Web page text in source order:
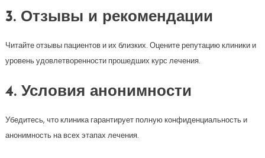
3. Отзывы и рекомендации
Читайте отзывы пациентов и их близких. Оцените репутацию клиники и
уровень удовлетворенности прошедших курс лечения.
4. Условия анонимности
Убедитесь, что клиника гарантирует полную конфиденциальность и
анонимность на всех этапах лечения.